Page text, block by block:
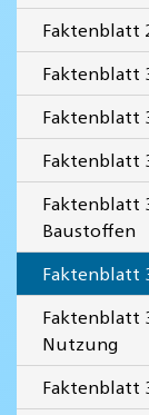
Faktenblatt
Faktenblatt
Faktenblatt
Faktenblatt
Faktenblatt
Baustoffen
Faktenblatt
Faktenblatt
Nutzung
Faktenblatt